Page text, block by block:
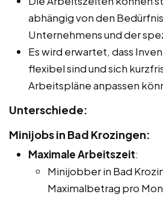
abhängig von den
Unternehmens und der
Es wird erwartet, dass
flexibel sind und sich
Arbeitspläne anpassen
Unterschiede:
Minijobs in Bad Krozingen:
Maximale Arbeitszeit:
Minijobber in Bad
Maximalbetrag pro